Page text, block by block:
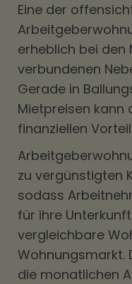
Eine der
erheblich bei den
verbundenen
Gerade in
Mietpreisen kann
finanziellen
zu vergünstigten
sodass
für ihre
vergleichbare
Wohnungsmarkt.
die monatlichen